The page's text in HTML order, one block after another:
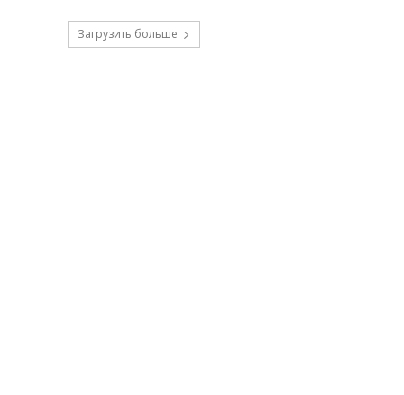
Загрузить больше